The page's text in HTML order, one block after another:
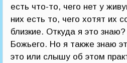
есть что-то, чего нет у
них есть то, чего хотят их
близкие. Откуда я это
Божьего. Но я также знаю
это или слышу об этом